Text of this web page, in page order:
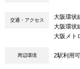
交通・アクセス 大阪環状
大阪環状
大阪メト
周辺環境 2駅利用